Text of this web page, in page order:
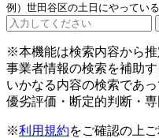
例）世田谷区の土日にやってい
※本機能は検索内容から推
事業者情報の検索を補助す
いかなる内容の検索であ
優劣評価・断定的判断・
※利用規約をご確認の上